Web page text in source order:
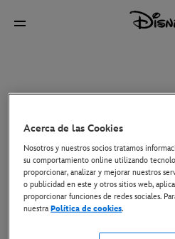
Acerca de las Cookies
Nosotros y nuestros socios tratamos
su comportamiento online utilizando
proporcionar, analizar y mejorar nuestros
o publicidad en este y otros sitios web,
proporcionar funciones de redes sociales.
nuestraPolítica de cookies.